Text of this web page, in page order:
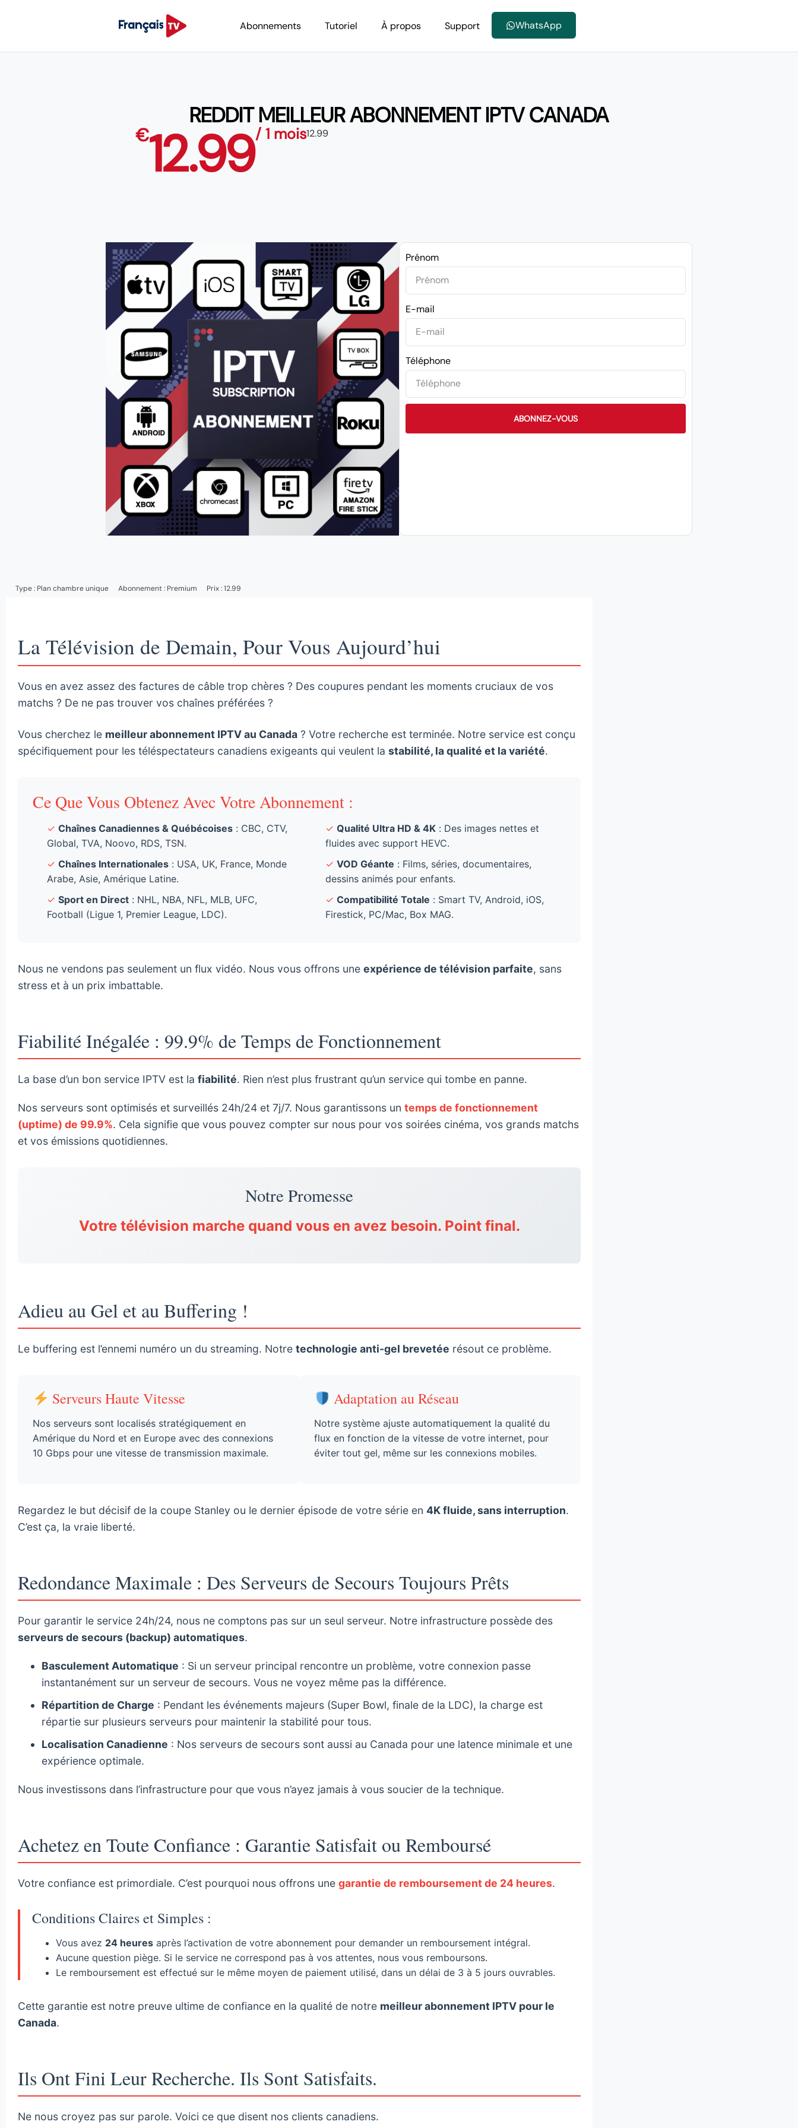
Abonnements Tutoriel À propos Support WhatsApp
REDDIT MEILLEUR ABONNEMENT IPTV CANADA
€12.99/ 1 mois12.99
Prénom
E-mail
Téléphone
ABONNEZ-VOUS
Type : Plan chambre unique Abonnement : Premium Prix : 12.99
La Télévision de Demain, Pour Vous Aujourd’hui
Vous en avez assez des factures de câble trop chères ? Des coupures pendant les moments cruciaux de vos
matchs ? De ne pas trouver vos chaînes préférées ?
Vous cherchez le meilleur abonnement IPTV au Canada ? Votre recherche est terminée. Notre service est conçu
spécifiquement pour les téléspectateurs canadiens exigeants qui veulent la stabilité, la qualité et la variété.
Ce Que Vous Obtenez Avec Votre Abonnement :
✓ Chaînes Canadiennes & Québécoises : CBC, CTV,
Global, TVA, Noovo, RDS, TSN.
✓ Chaînes Internationales : USA, UK, France, Monde
Arabe, Asie, Amérique Latine.
✓ Sport en Direct : NHL, NBA, NFL, MLB, UFC,
Football (Ligue 1, Premier League, LDC).
✓ Qualité Ultra HD & 4K : Des images nettes et
fluides avec support HEVC.
✓ VOD Géante : Films, séries, documentaires,
dessins animés pour enfants.
✓ Compatibilité Totale : Smart TV, Android, iOS,
Firestick, PC/Mac, Box MAG.
Nous ne vendons pas seulement un flux vidéo. Nous vous offrons une expérience de télévision parfaite, sans
stress et à un prix imbattable.
Fiabilité Inégalée : 99.9% de Temps de Fonctionnement
La base d’un bon service IPTV est la fiabilité. Rien n’est plus frustrant qu’un service qui tombe en panne.
Nos serveurs sont optimisés et surveillés 24h/24 et 7j/7. Nous garantissons un temps de fonctionnement
(uptime) de 99.9%. Cela signifie que vous pouvez compter sur nous pour vos soirées cinéma, vos grands matchs
et vos émissions quotidiennes.
Notre Promesse
Votre télévision marche quand vous en avez besoin. Point final.
Adieu au Gel et au Buffering !
Le buffering est l’ennemi numéro un du streaming. Notre technologie anti-gel brevetée résout ce problème.
Serveurs Haute Vitesse
Nos serveurs sont localisés stratégiquement en
Amérique du Nord et en Europe avec des connexions
10 Gbps pour une vitesse de transmission maximale.
Adaptation au Réseau
Notre système ajuste automatiquement la qualité du
flux en fonction de la vitesse de votre internet, pour
éviter tout gel, même sur les connexions mobiles.
Regardez le but décisif de la coupe Stanley ou le dernier épisode de votre série en 4K fluide, sans interruption.
C’est ça, la vraie liberté.
Redondance Maximale : Des Serveurs de Secours Toujours Prêts
Pour garantir le service 24h/24, nous ne comptons pas sur un seul serveur. Notre infrastructure possède des
serveurs de secours (backup) automatiques.
Basculement Automatique : Si un serveur principal rencontre un problème, votre connexion passe
instantanément sur un serveur de secours. Vous ne voyez même pas la différence.
Répartition de Charge : Pendant les événements majeurs (Super Bowl, finale de la LDC), la charge est
répartie sur plusieurs serveurs pour maintenir la stabilité pour tous.
Localisation Canadienne : Nos serveurs de secours sont aussi au Canada pour une latence minimale et une
expérience optimale.
Nous investissons dans l’infrastructure pour que vous n’ayez jamais à vous soucier de la technique.
Achetez en Toute Confiance : Garantie Satisfait ou Remboursé
Votre confiance est primordiale. C’est pourquoi nous offrons une garantie de remboursement de 24 heures.
Conditions Claires et Simples :
Vous avez 24 heures après l’activation de votre abonnement pour demander un remboursement intégral.
Aucune question piège. Si le service ne correspond pas à vos attentes, nous vous remboursons.
Le remboursement est effectué sur le même moyen de paiement utilisé, dans un délai de 3 à 5 jours ouvrables.
Cette garantie est notre preuve ultime de confiance en la qualité de notre meilleur abonnement IPTV pour le
Canada.
Ils Ont Fini Leur Recherche. Ils Sont Satisfaits.
Ne nous croyez pas sur parole. Voici ce que disent nos clients canadiens.